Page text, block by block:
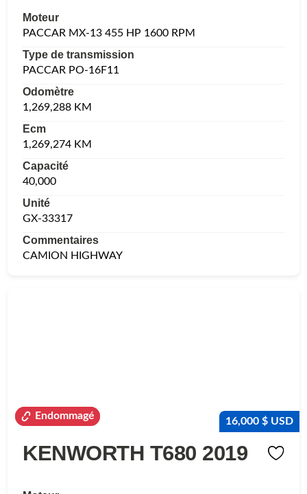
Moteur
PACCAR MX-13 455 HP 1600 RPM
Type de transmission
PACCAR PO-16F11
Odomètre
1,269,288 KM
Ecm
1,269,274 KM
Capacité
40,000
Unité
GX-33317
Commentaires
CAMION HIGHWAY
Endommagé 16,000 $ USD
Endommagé
KENWORTH T680 2019